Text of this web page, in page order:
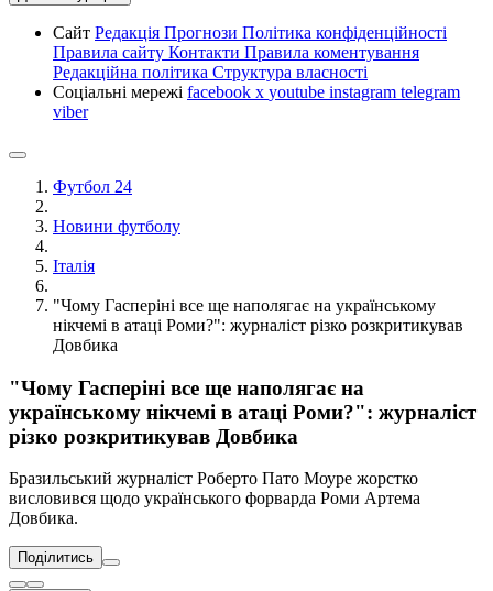
Сайт Редакція Прогнози Політика конфіденційності
Правила сайту Контакти Правила коментування
Редакційна політика Структура власності
Соціальні мережі facebook x youtube instagram telegram
viber
Футбол 24
Новини футболу
Італія
"Чому Гасперіні все ще наполягає на українському
нікчемі в атаці Роми?": журналіст різко розкритикував
Довбика
"Чому Гасперіні все ще наполягає на
українському нікчемі в атаці Роми?": журналіст
різко розкритикував Довбика
Бразильський журналіст Роберто Пато Моуре жорстко
висловився щодо українського форварда Роми Артема
Довбика.
Поділитись